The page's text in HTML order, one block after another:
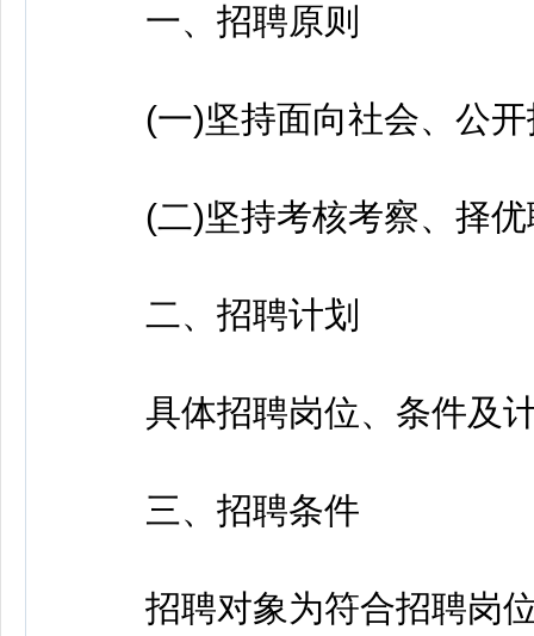
一、招聘原则
(一)坚持面向社会、公开
(二)坚持考核考察、择优
二、招聘计划
具体招聘岗位、条件及计
三、招聘条件
招聘对象为符合招聘岗位